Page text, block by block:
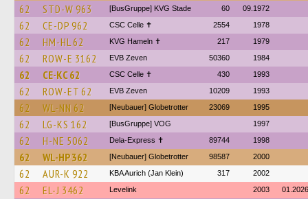
62 STD-W 963 [BusGruppe] KVG Stade 60 09.1972
62 CE-DP 962 CSC Celle ✝ 2554 1978
62 HM-HL 62 KVG Hameln ✝ 217 1979
62 ROW-E 3162 EVB Zeven 50360 1984
62 CE-KC 62 CSC Celle ✝ 430 1993
62 ROW-ET 62 EVB Zeven 10209 1993
62 WL-NN 62 [Neubauer] Globetrotter 23069 1995
62 LG-KS 162 [BusGruppe] VOG 1997
62 H-NE 5062 Dela-Express ✝ 89744 1998
62 WL-HP 362 [Neubauer] Globetrotter 98587 2000
62 AUR-K 922 KBA Aurich (Jan Klein) 317 2002
62 EL-J 3462 Levelink 2003 01.2026